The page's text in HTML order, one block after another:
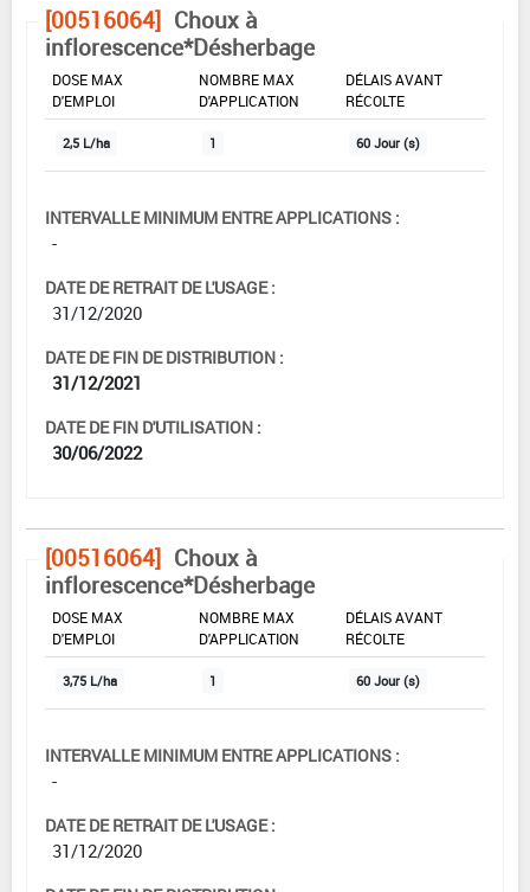
[00516064] Choux à
inflorescence*Désherbage
DOSE MAX
D'EMPLOI
NOMBRE MAX
D'APPLICATION
DÉLAIS AVANT
RÉCOLTE
2,5 L/ha 1 60 Jour (s)
INTERVALLE MINIMUM ENTRE APPLICATIONS :
-
DATE DE RETRAIT DE L'USAGE :
31/12/2020
DATE DE FIN DE DISTRIBUTION :
31/12/2021
DATE DE FIN D'UTILISATION :
30/06/2022
[00516064] Choux à
inflorescence*Désherbage
DOSE MAX
D'EMPLOI
NOMBRE MAX
D'APPLICATION
DÉLAIS AVANT
RÉCOLTE
3,75 L/ha 1 60 Jour (s)
INTERVALLE MINIMUM ENTRE APPLICATIONS :
-
DATE DE RETRAIT DE L'USAGE :
31/12/2020